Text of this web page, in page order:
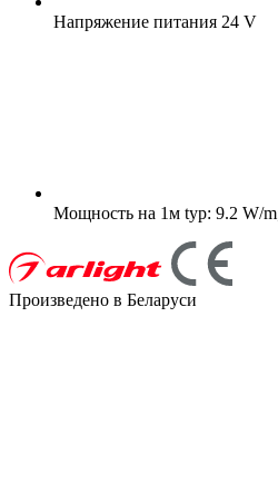
Напряжение питания 24 V
Мощность на 1м typ: 9.2 W/
Произведено в Беларуси